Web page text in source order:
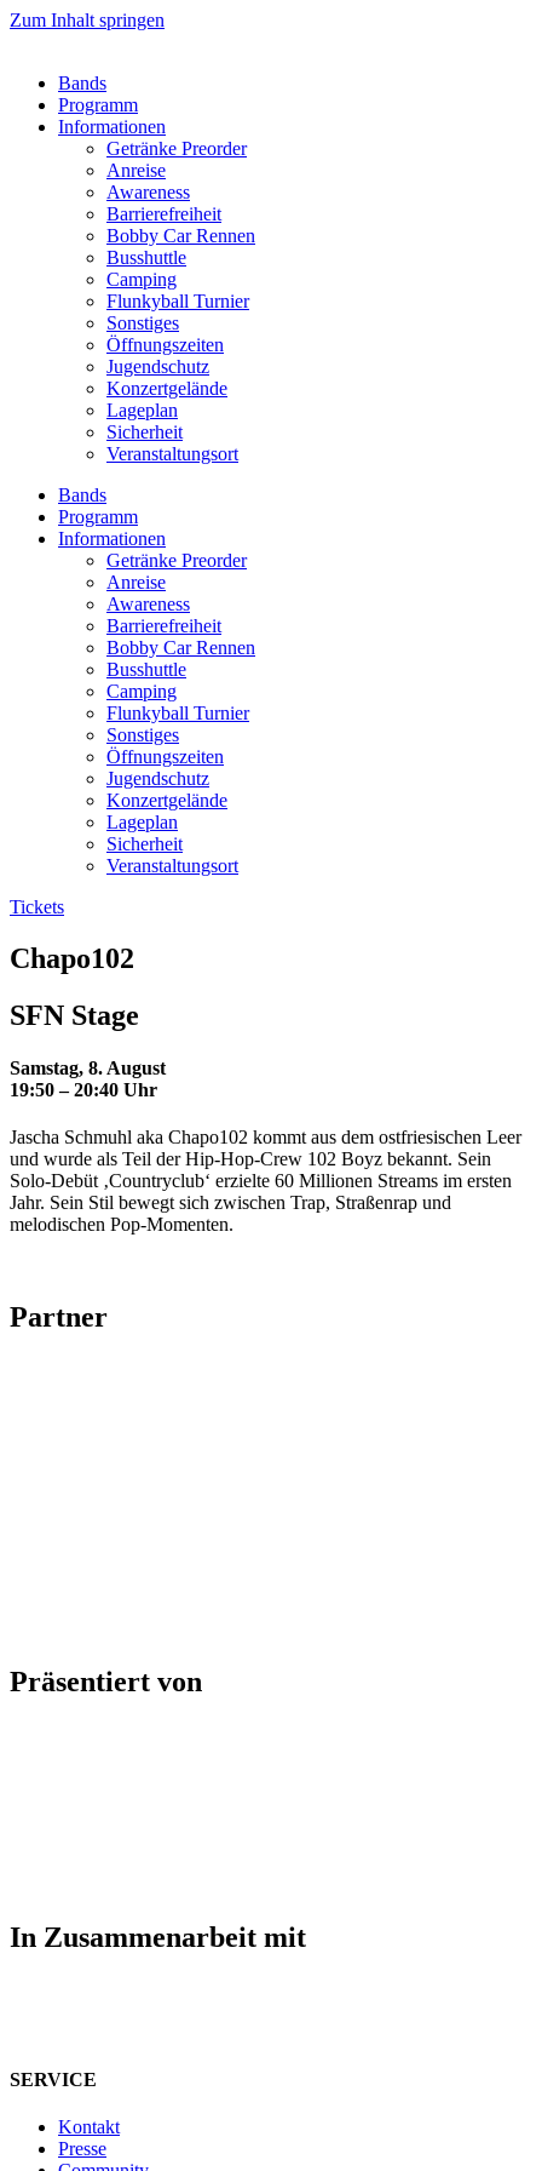
Zum Inhalt springen
Bands
Programm
Informationen
Getränke Preorder
Anreise
Awareness
Barrierefreiheit
Bobby Car Rennen
Busshuttle
Camping
Flunkyball Turnier
Sonstiges
Öffnungszeiten
Jugendschutz
Konzertgelände
Lageplan
Sicherheit
Veranstaltungsort
Bands
Programm
Informationen
Getränke Preorder
Anreise
Awareness
Barrierefreiheit
Bobby Car Rennen
Busshuttle
Camping
Flunkyball Turnier
Sonstiges
Öffnungszeiten
Jugendschutz
Konzertgelände
Lageplan
Sicherheit
Veranstaltungsort
Tickets
Chapo102
SFN Stage
Samstag, 8. August
19:50 – 20:40 Uhr
Jascha Schmuhl aka Chapo102 kommt aus dem ostfriesischen Leer
und wurde als Teil der Hip-Hop-Crew 102 Boyz bekannt. Sein
Solo-Debüt ‚Countryclub‘ erzielte 60 Millionen Streams im ersten
Jahr. Sein Stil bewegt sich zwischen Trap, Straßenrap und
melodischen Pop-Momenten.
Partner
Präsentiert von
In Zusammenarbeit mit
SERVICE
Kontakt
Presse